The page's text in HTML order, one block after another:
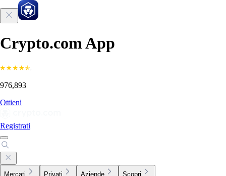
Crypto.com App
976,893
Ottieni
Registrati
Mercati Privati Aziende Scopri